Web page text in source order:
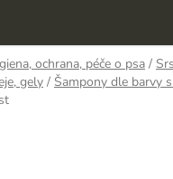
ochrana, péče o psa /
gely / Šampony dle barvy